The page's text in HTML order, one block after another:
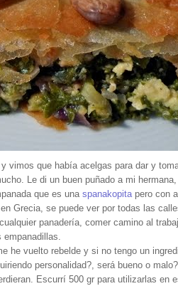
vimos que había acelgas para dar y
Le di un buen puñado a mi
que es una spanakopita pero con
Grecia, se puede ver por todas las
panadería, comer camino al
he vuelto rebelde y si no tengo un
personalidad?, será bueno o malo?
Escurrí 500 gr para utilizarlas en